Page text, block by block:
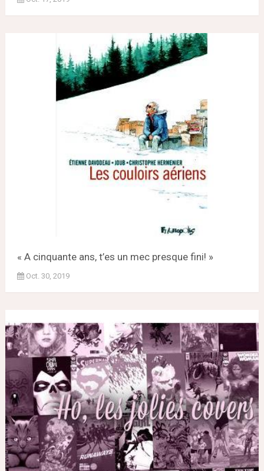
« A cinquante ans, t’es un mec presque fini! »
Oct. 30, 2019